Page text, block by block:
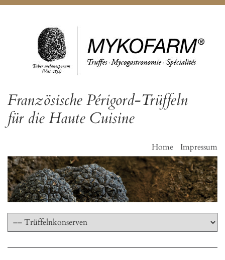
Französische Périgord-Trüffeln
für die Haute Cuisine
Home Impressum